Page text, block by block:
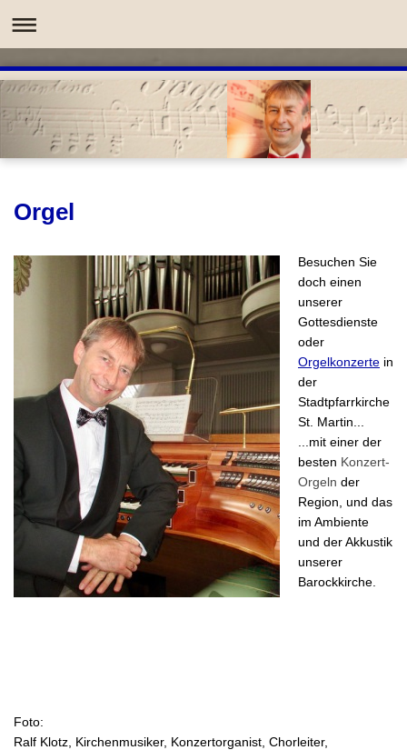
Orgel
Besuchen Sie
doch einen
unserer
Gottesdienste
oder
Orgelkonzerte in
der
Stadtpfarrkirche
St. Martin...
...mit einer der
besten Konzert-
Orgeln der
Region, und das
im Ambiente
und der Akkustik
unserer
Barockkirche.
Foto:
Ralf Klotz, Kirchenmusiker, Konzertorganist, Chorleiter,